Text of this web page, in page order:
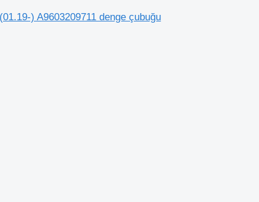
) A9603209711 denge çubuğu